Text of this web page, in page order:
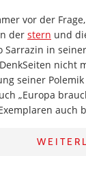
vor der
der stern und
Sarrazin in
nicht
seiner
„Europa
auch